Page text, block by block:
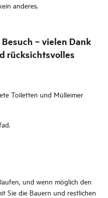
anderes.
– vielen Dank
rücksichtsvolles
Toiletten und Mülleimer
und wenn möglich den
Sie die Bauern und restlichen